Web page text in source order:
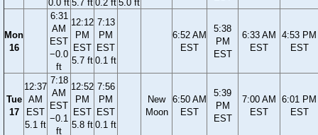
0.0 ft 5.7 ft 0.2 ft 5.0 ft
Mon
16
6:31
AM
EST
−0.0
ft
12:12
PM
EST
5.7 ft
7:13
PM
EST
0.1 ft
6:52 AM
EST
5:38
PM
EST
6:33 AM
EST
4:53 PM
EST
Tue
17
12:37
AM
EST
5.1 ft
7:18
AM
EST
−0.1
ft
12:52
PM
EST
5.8 ft
7:56
PM
EST
0.1 ft
New
Moon
6:50 AM
EST
5:39
PM
EST
7:00 AM
EST
6:01 PM
EST